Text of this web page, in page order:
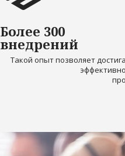
Более 300
внедрений
Такой опыт позволяет